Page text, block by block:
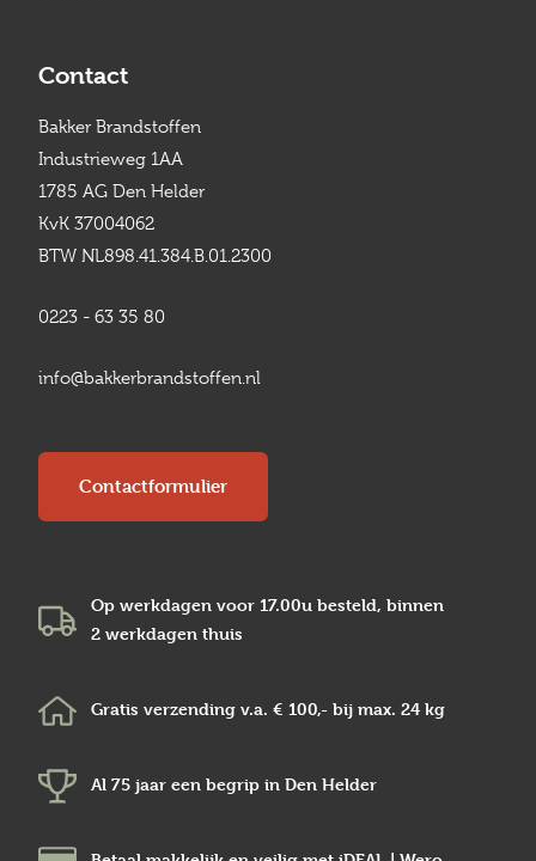
Contact
Bakker Brandstoffen
Industrieweg 1AA
1785 AG Den Helder
KvK 37004062
BTW NL898.41.384.B.01.2300
0223 - 63 35 80
info@bakkerbrandstoffen.nl
Contactformulier
Op werkdagen voor 17.00u besteld, binnen
2 werkdagen thuis
Gratis verzending v.a. € 100,- bij max. 24 kg
Al 75 jaar een begrip in Den Helder